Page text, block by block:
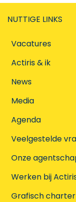
NUTTIGE LINKS
Vacatures
Actiris & ik
News
Media
Agenda
Veelgestelde
Onze
Werken bij
Grafisch charter